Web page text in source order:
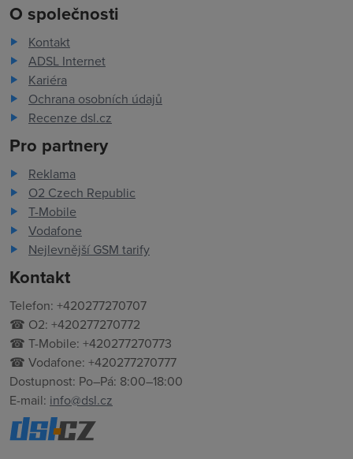
O společnosti
Kontakt
ADSL Internet
Kariéra
Ochrana osobních údajů
Recenze dsl.cz
Pro partnery
Reklama
O2 Czech Republic
T-Mobile
Vodafone
Nejlevnější GSM tarify
Kontakt
Telefon: +420277270707
☎ O2: +420277270772
☎ T-Mobile: +420277270773
☎ Vodafone: +420277270777
Dostupnost: Po–Pá: 8:00–18:00
E-mail: info@dsl.cz